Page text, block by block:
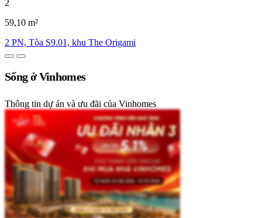
2
59,10 m²
2 PN, Tòa S9.01, khu The Origami
Sống ở Vinhomes
Thông tin dự án và ưu đãi của Vinhomes